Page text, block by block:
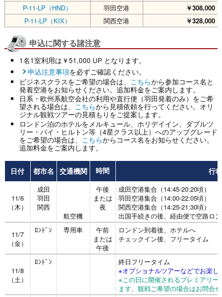
P-11-LP（HND）
羽田空港 ￥308,000
P-11-LP（KIX）
関西空港 ￥328,000
申込に関する諸注意
1名1室利用は￥51,000 UP となります。
申込注意事項を必ずご確認ください。
ビジネスクラスをご希望の場合は、
こちらから参加コース名と
発着空港をお知らせください。追加料金をご案内します。
日系・欧州系航空会社の利用や直行便（羽田発着のみ）をご希
望される場合は、 こちらから見積依頼を行ってください。オリ
ジナル観戦ツアーの見積もりをご提案します。
ロンドン泊のホテルをメルキュール、ホリデイイン、ダブルツ
リー・バイ・ヒルトン等（4星クラス以上）へのアップグレード
をご希望の場合は、 こちらからコース名をお知らせください。
追加料金をご案内します。
日付 都市名 交通機関 時間 行程
11/6
（木）
成田
羽田
関西
航空機
午後
または
夜
成田空港集合（14:45-20:20頃）
羽田空港集合（14:00-22:05頃）
関西空港集合（14:25-21:30頃）
出国手続きの後、経由便で空路ロ
11/7
（金）
ﾛﾝﾄﾞﾝ 専用車
午前
または
午後
ロンドン到着後、ホテルへ
チェックイン後、フリータイム
11/8
（土）
ﾛﾝﾄﾞﾝ
終日フリータイム
※オプショナルツアーなどでお楽し
※この日に開催されるプレミアリ
ます。観戦ご希望の場合はお問合